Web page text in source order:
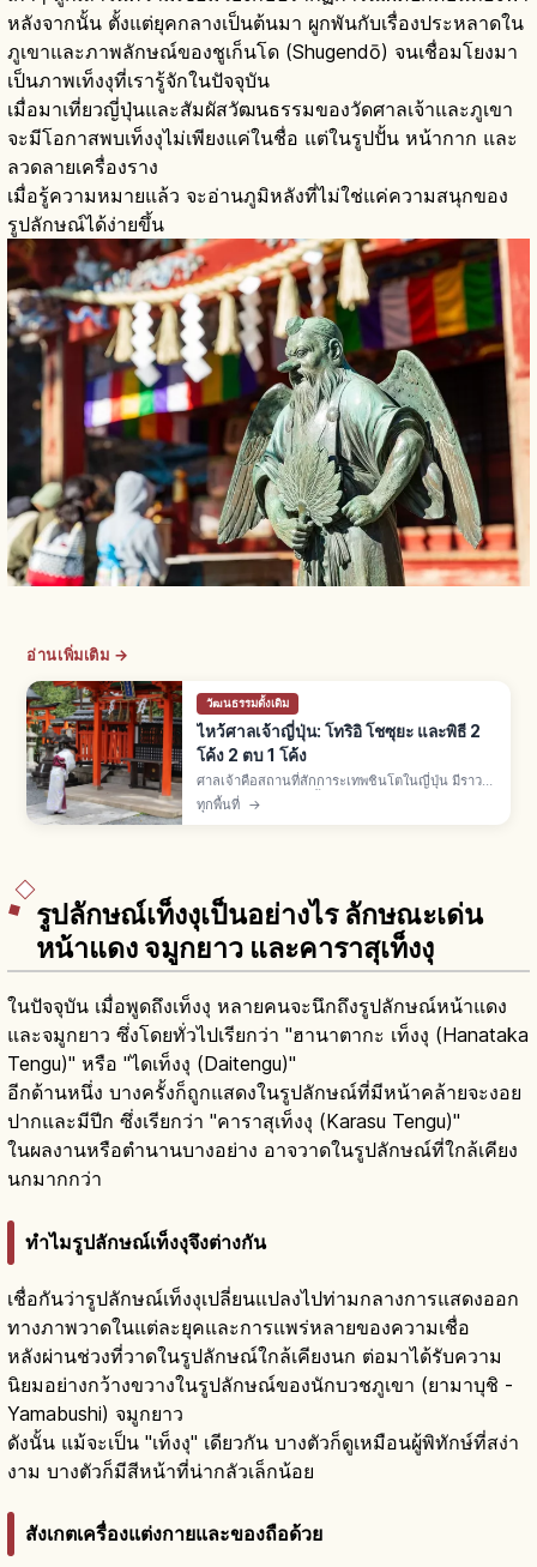
หลังจากนั้น ตั้งแต่ยุคกลางเป็นต้นมา ผูกพันกับเรื่องประหลาดใน
ภูเขาและภาพลักษณ์ของชูเก็นโด (Shugendō) จนเชื่อมโยงมา
เป็นภาพเท็งงุที่เรารู้จักในปัจจุบัน
เมื่อมาเที่ยวญี่ปุ่นและสัมผัสวัฒนธรรมของวัดศาลเจ้าและภูเขา
จะมีโอกาสพบเท็งงุไม่เพียงแค่ในชื่อ แต่ในรูปปั้น หน้ากาก และ
ลวดลายเครื่องราง
เมื่อรู้ความหมายแล้ว จะอ่านภูมิหลังที่ไม่ใช่แค่ความสนุกของ
รูปลักษณ์ได้ง่ายขึ้น
อ่านเพิ่มเติม →
วัฒนธรรมดั้งเดิม
ไหว้ศาลเจ้าญี่ปุ่น: โทริอิ โชซุยะ และพิธี 2
โค้ง 2 ตบ 1 โค้ง
ศาลเจ้าคือสถานที่สักการะเทพชินโตในญี่ปุ่น มีราว
80,000 แห่ง พิธี 3 ขั้น: ลอดโทริอิ ล้างมือโชซุยะ
สักการะไฮเด็นด้วย 2 โค้ง 2 ตบมือ 1 โค้ง โอมาโมริ
ทุกพื้นที่ →
รูปลักษณ์เท็งงุเป็นอย่างไร ลักษณะเด่น
หน้าแดง จมูกยาว และคาราสุเท็งงุ
ในปัจจุบัน เมื่อพูดถึงเท็งงุ หลายคนจะนึกถึงรูปลักษณ์หน้าแดง
และจมูกยาว ซึ่งโดยทั่วไปเรียกว่า "ฮานาตากะ เท็งงุ (Hanataka
Tengu)" หรือ "ไดเท็งงุ (Daitengu)"
อีกด้านหนึ่ง บางครั้งก็ถูกแสดงในรูปลักษณ์ที่มีหน้าคล้ายจะงอย
ปากและมีปีก ซึ่งเรียกว่า "คาราสุเท็งงุ (Karasu Tengu)"
ในผลงานหรือตำนานบางอย่าง อาจวาดในรูปลักษณ์ที่ใกล้เคียง
นกมากกว่า
ทำไมรูปลักษณ์เท็งงุจึงต่างกัน
เชื่อกันว่ารูปลักษณ์เท็งงุเปลี่ยนแปลงไปท่ามกลางการแสดงออก
ทางภาพวาดในแต่ละยุคและการแพร่หลายของความเชื่อ
หลังผ่านช่วงที่วาดในรูปลักษณ์ใกล้เคียงนก ต่อมาได้รับความ
นิยมอย่างกว้างขวางในรูปลักษณ์ของนักบวชภูเขา (ยามาบุชิ -
Yamabushi) จมูกยาว
ดังนั้น แม้จะเป็น "เท็งงุ" เดียวกัน บางตัวก็ดูเหมือนผู้พิทักษ์ที่สง่า
งาม บางตัวก็มีสีหน้าที่น่ากลัวเล็กน้อย
สังเกตเครื่องแต่งกายและของถือด้วย